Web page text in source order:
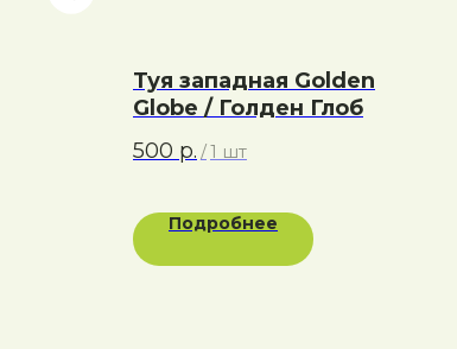
Туя западная Golden
Globe / Голден Глоб
500 р. /1 шт
Подробнее